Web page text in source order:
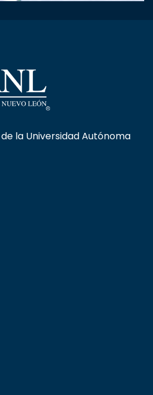
la Universidad Autónoma